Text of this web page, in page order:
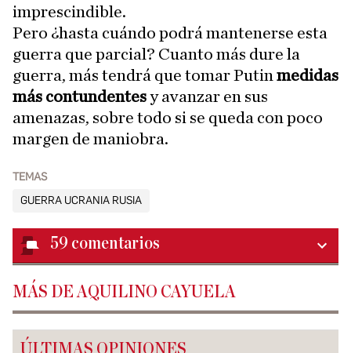
imprescindible.
Pero ¿hasta cuándo podrá mantenerse esta
guerra que parcial? Cuanto más dure la
guerra, más tendrá que tomar Putin medidas
más contundentesy avanzar en sus
amenazas, sobre todo si se queda con poco
margen de maniobra.
TEMAS
GUERRA UCRANIA RUSIA
59 comentarios
MÁS DE AQUILINO CAYUELA